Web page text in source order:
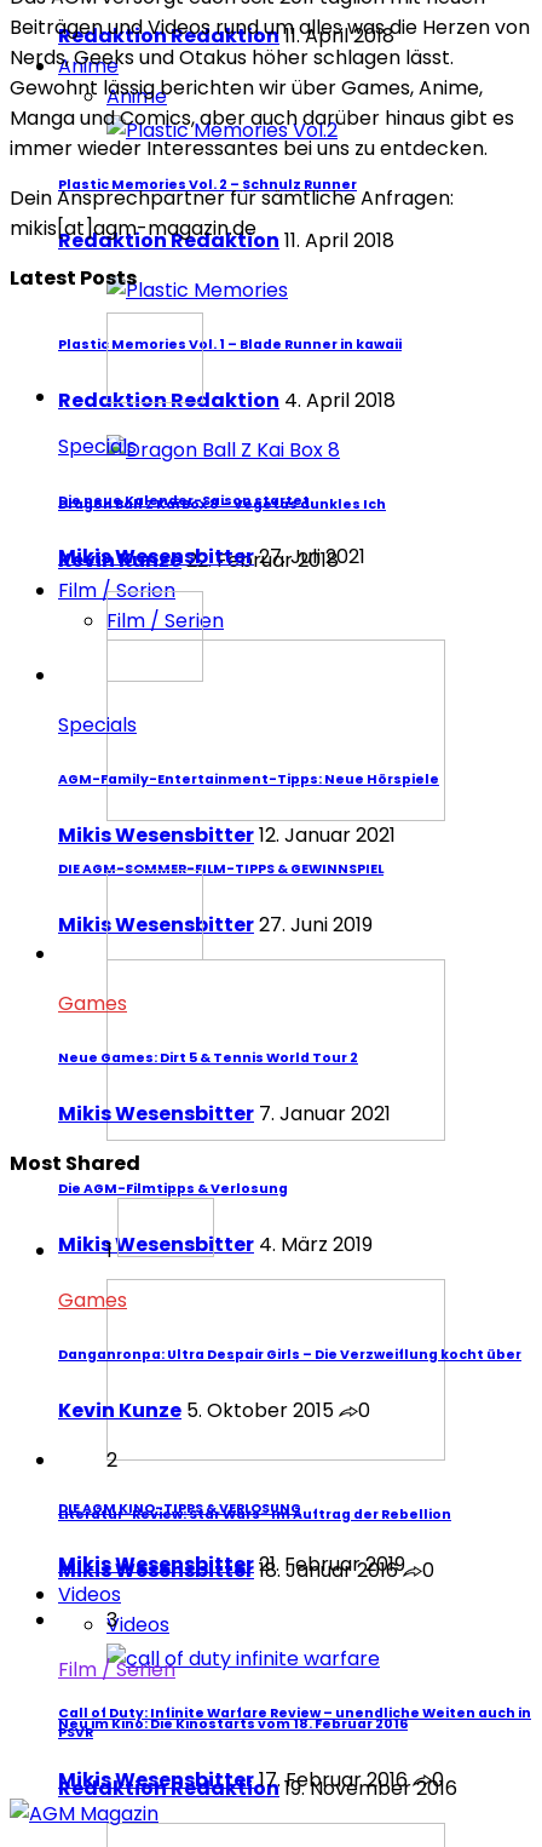
Redaktion Redaktion11. April 2018
Anime
Anime
Plastic Memories Vol. 2 – Schnulz Runner
Redaktion Redaktion 11. April 2018
Plastic Memories Vol. 1 – Blade Runner in kawaii
Redaktion Redaktion 4. April 2018
Dragon Ball Z Kai Box 8 – Vegetas dunkles Ich
Kevin Kunze22. Februar 2018
Film / Serien
Film / Serien
DIE AGM-SOMMER-FILM-TIPPS & GEWINNSPIEL
Mikis Wesensbitter27. Juni 2019
Die AGM-Filmtipps & Verlosung
Mikis Wesensbitter 4. März 2019
DIE AGM KINO-TIPPS & VERLOSUNG
Mikis Wesensbitter21. Februar 2019
Videos
Videos
Call of Duty: Infinite Warfare Review – unendliche Weiten auch in
PSVR
Redaktion Redaktion19. November 2016
Beiträgen und Videos rund um alles was die Herzen von
Nerds, Geeks und Otakus höher schlagen lässt.
Gewohnt lässig berichten wir über Games, Anime,
Manga und Comics, aber auch darüber hinaus gibt es
immer wieder Interessantes bei uns zu entdecken.
Dein Ansprechpartner für sämtliche Anfragen:
mikis[at]agm-magazin.de
Latest Posts
Specials
Die neue Kalender-Saison startet
Mikis Wesensbitter27. Juli 2021
Specials
AGM-Family-Entertainment-Tipps: Neue Hörspiele
Mikis Wesensbitter12. Januar 2021
Games
Neue Games: Dirt 5 & Tennis World Tour 2
Mikis Wesensbitter 7. Januar 2021
Most Shared
1
Games
Danganronpa: Ultra Despair Girls – Die Verzweiflung kocht über
Kevin Kunze 5. Oktober 2015
0
2
Literatur-Review: Star Wars- Im Auftrag der Rebellion
Mikis Wesensbitter18. Januar 2016
0
3
Film / Serien
Neu im Kino: Die Kinostarts vom 18. Februar 2016
Mikis Wesensbitter17. Februar 2016 0